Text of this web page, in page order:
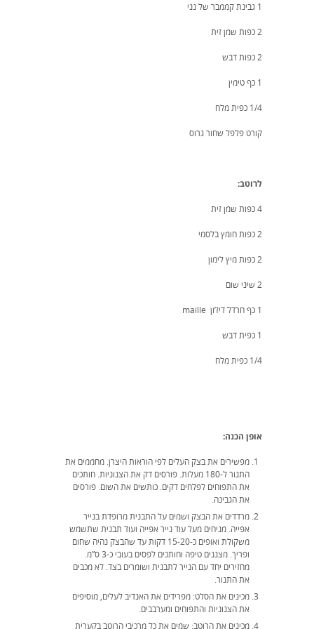
1 גבינת קממבר של נני
2 כפות שמן זית
2 כפות דבש
1 כף טימין
1/4 כפית מלח
קורט פלפל שחור גרוס
לרוטב:
4 כפות שמן זית
2 כפות חומץ בלסמי
2 כפות מיץ לימון
2 שיני שום
1 כף חרדל דיז’ון maille
1 כפית דבש
1/4 כפית מלח
אופן הכנה:
מפשירים את בצק העלים לפי הוראות היצרן. מחממים את
התנור ל-180 מעלות. פורסים דק את הצנוניות. חותכים
את התפוחים לפלחים דקים. כותשים את השום. פורסים
את הגבינה.
מרדדים את הבצק ושמים על התבנית מרופדת בנייר
אפייה. מניחים מעל עוד נייר אפייה ועוד תבנית שתשמש
משקולת ואופים כ-15-20 דקות עד שהבצק נהיה שחום
ופריך. מצננים טיפה וחותכים לפסים בעובי כ-3 ס”מ.
מחזירים יחד עם הנייר לתבנית ושומרים בצד. לא מכבים
את התנור.
מכינים את הסלט: מפרידים את האנדיב לעלים, מוסיפים
את הצנוניות והתפוחים ומערבבים.
מכינים את הרוטב: שמים את כל מרכיבי הרוטב בקערית